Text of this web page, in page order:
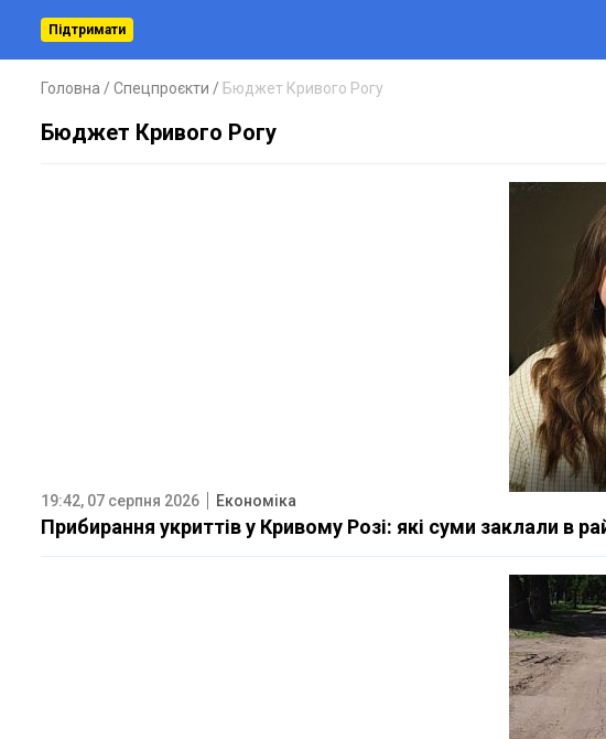
Підтримати
Головна Спецпроєкти Бюджет Кривого Рогу
Бюджет Кривого Рогу
19:42, 07 серпня 2026 Економіка
Прибирання укриттів у Кривому Розі: які суми заклали в